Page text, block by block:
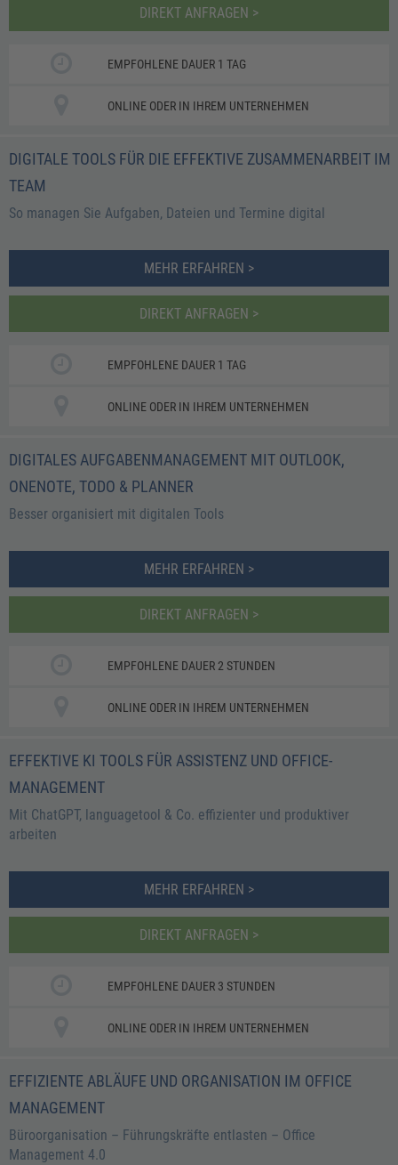
DIREKT ANFRAGEN >
EMPFOHLENE DAUER 1 TAG
ONLINE ODER IN IHREM UNTERNEHMEN
DIGITALE TOOLS FÜR DIE EFFEKTIVE ZUSAMMENARBEIT IM
TEAM
So managen Sie Aufgaben, Dateien und Termine digital
MEHR ERFAHREN >
DIREKT ANFRAGEN >
EMPFOHLENE DAUER 1 TAG
ONLINE ODER IN IHREM UNTERNEHMEN
DIGITALES AUFGABENMANAGEMENT MIT OUTLOOK,
ONENOTE, TODO & PLANNER
Besser organisiert mit digitalen Tools
MEHR ERFAHREN >
DIREKT ANFRAGEN >
EMPFOHLENE DAUER 2 STUNDEN
ONLINE ODER IN IHREM UNTERNEHMEN
EFFEKTIVE KI TOOLS FÜR ASSISTENZ UND OFFICE-
MANAGEMENT
Mit ChatGPT, languagetool & Co. effizienter und produktiver
arbeiten
MEHR ERFAHREN >
DIREKT ANFRAGEN >
EMPFOHLENE DAUER 3 STUNDEN
ONLINE ODER IN IHREM UNTERNEHMEN
EFFIZIENTE ABLÄUFE UND ORGANISATION IM OFFICE
MANAGEMENT
Büroorganisation – Führungskräfte entlasten – Office
Management 4.0